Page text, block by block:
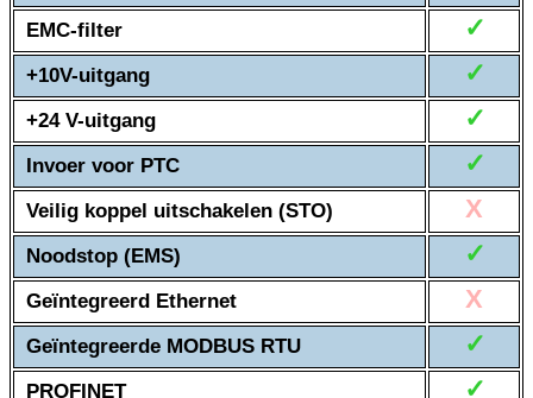
EMC-filter ✓
+10V-uitgang ✓
+24 V-uitgang ✓
Invoer voor PTC ✓
Veilig koppel uitschakelen (STO) X
Noodstop (EMS) ✓
Geïntegreerd Ethernet X
Geïntegreerde MODBUS RTU ✓
PROFINET ✓